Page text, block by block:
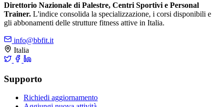
Direttorio Nazionale di Palestre, Centri Sportivi e Personal
Trainer. L'indice consolida la specializzazione, i corsi disponibili e
gli abbonamenti delle strutture fitness attive in Italia.
info@bbfit.it
Italia
Supporto
Richiedi aggiornamento